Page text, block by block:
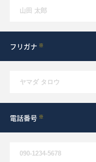
フリガナ ※
電話番号 ※